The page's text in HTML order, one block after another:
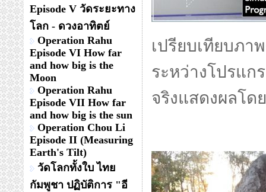
Episode V วัดระยะทาง
โลก - ดวงอาทิตย์
Operation Rahu
Episode VI How far
and how big is the
Moon
Operation Rahu
Episode VII How far
and how big is the sun
Operation Chou Li
Episode II (Measuring
Earth's Tilt)
วัดโลกทั้งใบ ไทย
กัมพูชา ปฏิบัติการ "อี
เปรียบเทียบภา
ระหว่างโปรแก
จริงแสดงผลโ